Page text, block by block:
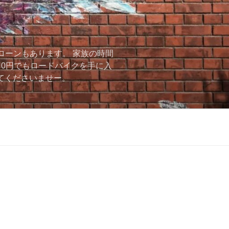
ーンもあります。 家族の時間
円でもロードバイクを手に入
くださいませー。